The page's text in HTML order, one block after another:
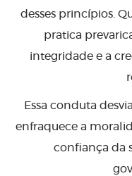
desses princípios.
pratica
integridade e a
Essa conduta
enfraquece a
confiança da